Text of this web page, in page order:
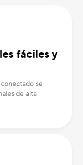
fáciles y
se
de alta